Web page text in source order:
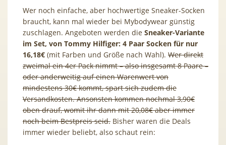
Wer noch einfache, aber hochwertige Sneaker-Socken
braucht, kann mal wieder bei Mybodywear günstig
zuschlagen. Angeboten werden die Sneaker-Variante
im Set, von Tommy Hilfiger: 4 Paar Socken für nur
16,18€ (mit Farben und Größe nach Wahl). Wer direkt
zweimal ein 4er Pack nimmt – also insgesamt 8 Paare –
oder anderweitig auf einen Warenwert von
mindestens 30€ kommt, spart sich zudem die
Versandkosten. Ansonsten kommen nochmal 3,90€
oben drauf, womit ihr dann mit 20,08€ aber immer
noch beim Bestpreis seid. Bisher waren die Deals
immer wieder beliebt, also schaut rein: